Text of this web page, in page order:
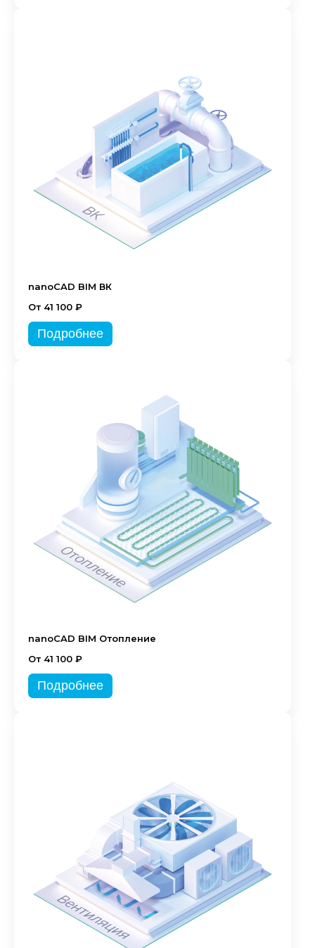
nanoCAD BIM ВК
От 41 100 ₽
Подробнее
nanoCAD BIM Отопление
От 41 100 ₽
Подробнее